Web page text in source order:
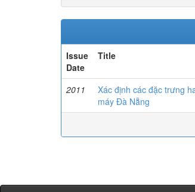
Issue
Date
Title
2011
Xác định các đặc trưng
máy Đà Nẵng